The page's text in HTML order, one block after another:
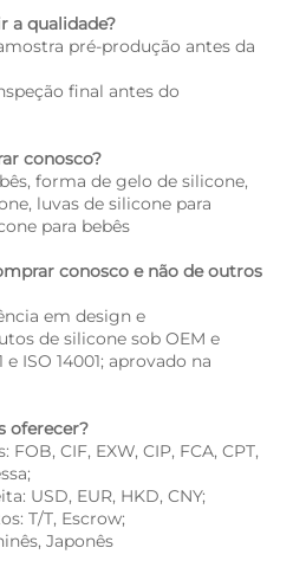
a qualidade?
pré-produção antes da
final antes do
conosco?
forma de gelo de silicone,
luvas de silicone para
para bebês
conosco e não de outros
em design e
de silicone sob OEM e
ISO 14001; aprovado na
oferecer?
CIF, EXW, CIP, FCA, CPT,
USD, EUR, HKD, CNY;
T/T, Escrow;
Japonês